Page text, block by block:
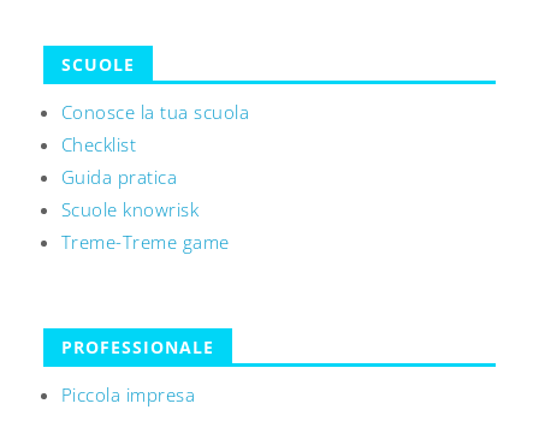
SCUOLE
Conosce la tua scuola
Checklist
Guida pratica
Scuole knowrisk
Treme-Treme game
PROFESSIONALE
Piccola impresa